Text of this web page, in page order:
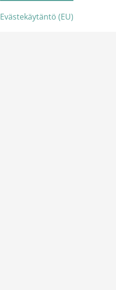
Evästekäytäntö (EU)